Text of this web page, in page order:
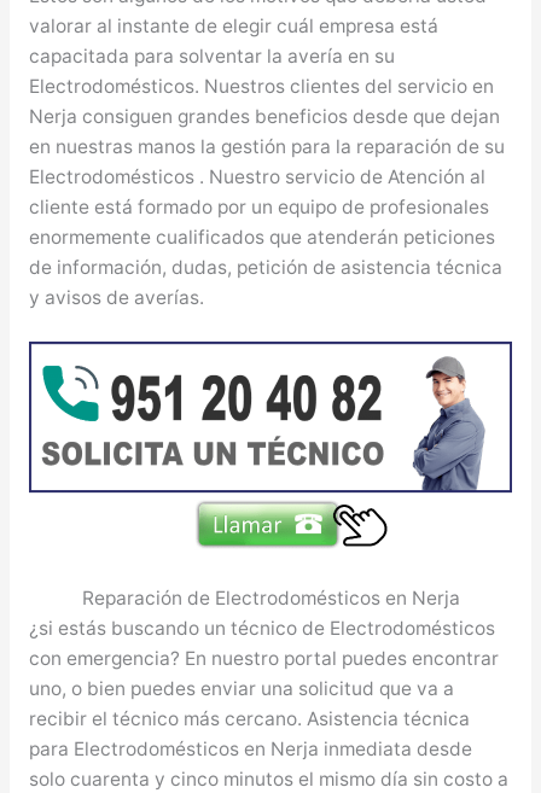
valorar al instante de elegir cuál empresa está
capacitada para solventar la avería en su
Electrodomésticos. Nuestros clientes del servicio en
Nerja consiguen grandes beneficios desde que dejan
en nuestras manos la gestión para la reparación de su
Electrodomésticos . Nuestro servicio de Atención al
cliente está formado por un equipo de profesionales
enormemente cualificados que atenderán peticiones
de información, dudas, petición de asistencia técnica
y avisos de averías.
Reparación de Electrodomésticos en Nerja
¿si estás buscando un técnico de Electrodomésticos
con emergencia? En nuestro portal puedes encontrar
uno, o bien puedes enviar una solicitud que va a
recibir el técnico más cercano. Asistencia técnica
para Electrodomésticos en Nerja inmediata desde
solo cuarenta y cinco minutos el mismo día sin costo a